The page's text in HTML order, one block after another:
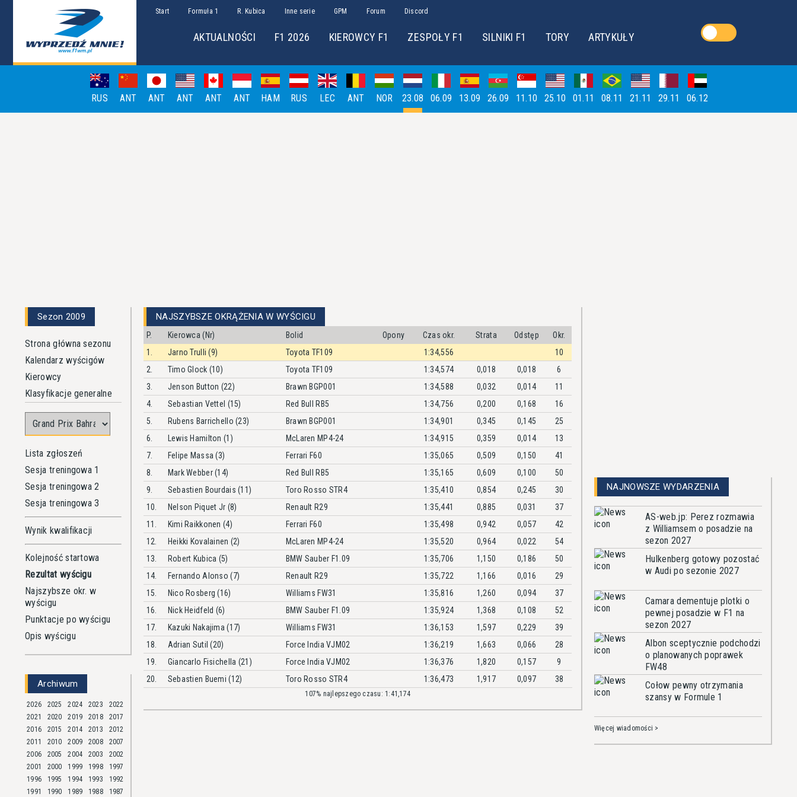
Start Formuła 1 R. Kubica Inne serie GPM Forum Discord
AKTUALNOŚCI F1 2026 KIEROWCY F1 ZESPOŁY F1 SILNIKI F1 TORY ARTYKUŁY
RUS ANT ANT ANT ANT ANT HAM RUS LEC ANT NOR 23.08 06.09 13.09 26.09 11.10 25.10 01.11 08.11 21.11 29.11 06.12
Sezon 2009
Strona główna sezonu
Kalendarz wyścigów
Kierowcy
Klasyfikacje generalne
Lista zgłoszeń
Sesja treningowa 1
Sesja treningowa 2
Sesja treningowa 3
Wynik kwalifikacji
Kolejność startowa
Rezultat wyścigu
Najszybsze okr. w
wyścigu
Punktacje po wyścigu
Opis wyścigu
Archiwum
2026 2025 2024 2023
2022
2021
2020 2019 2018
2017
2016
2015 2014 2013
2012
2011
2010 2009 2008
2007
2006
2005 2004 2003
2002
2001
2000 1999 1998
1997
1996
1995 1994 1993
1992
1991
1990 1989 1988 1987
NAJSZYBSZE OKRĄŻENIA W WYŚCIGU
P. Kierowca (Nr) Bolid Opony Czas okr. Strata Odstęp
Okr.
1.
Jarno Trulli (9) Toyota TF109 1:34,556
10
2.
Timo Glock (10) Toyota TF109 1:34,574 0,018 0,018
6
3.
Jenson Button (22) Brawn BGP001 1:34,588 0,032 0,014
11
4.
Sebastian Vettel (15) Red Bull RB5 1:34,756 0,200 0,168
16
5.
Rubens Barrichello (23) Brawn BGP001 1:34,901 0,345 0,145
25
6.
Lewis Hamilton (1) McLaren MP4-24 1:34,915 0,359 0,014
13
7.
Felipe Massa (3) Ferrari F60 1:35,065 0,509 0,150
41
8.
Mark Webber (14) Red Bull RB5 1:35,165 0,609 0,100
50
9.
Sebastien Bourdais (11) Toro Rosso STR4 1:35,410 0,854 0,245
30
10.
Nelson Piquet Jr (8) Renault R29 1:35,441 0,885 0,031
37
11.
Kimi Raikkonen (4) Ferrari F60 1:35,498 0,942 0,057
42
12.
Heikki Kovalainen (2) McLaren MP4-24 1:35,520 0,964 0,022
54
13.
Robert Kubica (5) BMW Sauber F1.09 1:35,706 1,150 0,186
50
14.
Fernando Alonso (7) Renault R29 1:35,722 1,166 0,016
29
15.
Nico Rosberg (16) Williams FW31 1:35,816 1,260 0,094
37
16.
Nick Heidfeld (6) BMW Sauber F1.09 1:35,924 1,368 0,108
52
17.
Kazuki Nakajima (17) Williams FW31 1:36,153 1,597 0,229
39
18.
Adrian Sutil (20) Force India VJM02 1:36,219 1,663 0,066
28
19.
Giancarlo Fisichella (21) Force India VJM02 1:36,376 1,820 0,157
9
20.
Sebastien Buemi (12) Toro Rosso STR4 1:36,473 1,917 0,097 38
107% najlepszego czasu: 1:41,174
NAJNOWSZE WYDARZENIA
AS-web.jp: Perez rozmawia
z Williamsem o posadzie na
sezon 2027
Hulkenberg gotowy pozostać
w Audi po sezonie 2027
Camara dementuje plotki o
pewnej posadzie w F1 na
sezon 2027
Albon sceptycznie podchodzi
o planowanych poprawek
FW48
Cołow pewny otrzymania
szansy w Formule 1
Więcej wiadomości >